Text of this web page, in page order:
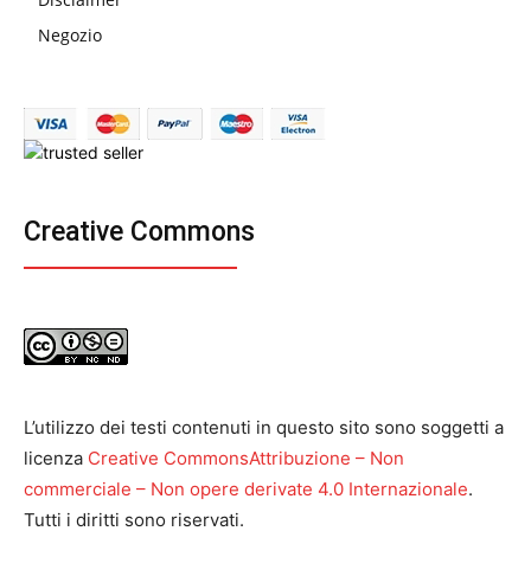
Negozio
Creative Commons
L’utilizzo dei testi contenuti in questo sito sono soggetti a
licenza Creative CommonsAttribuzione – Non
commerciale – Non opere derivate 4.0 Internazionale.
Tutti i diritti sono riservati.